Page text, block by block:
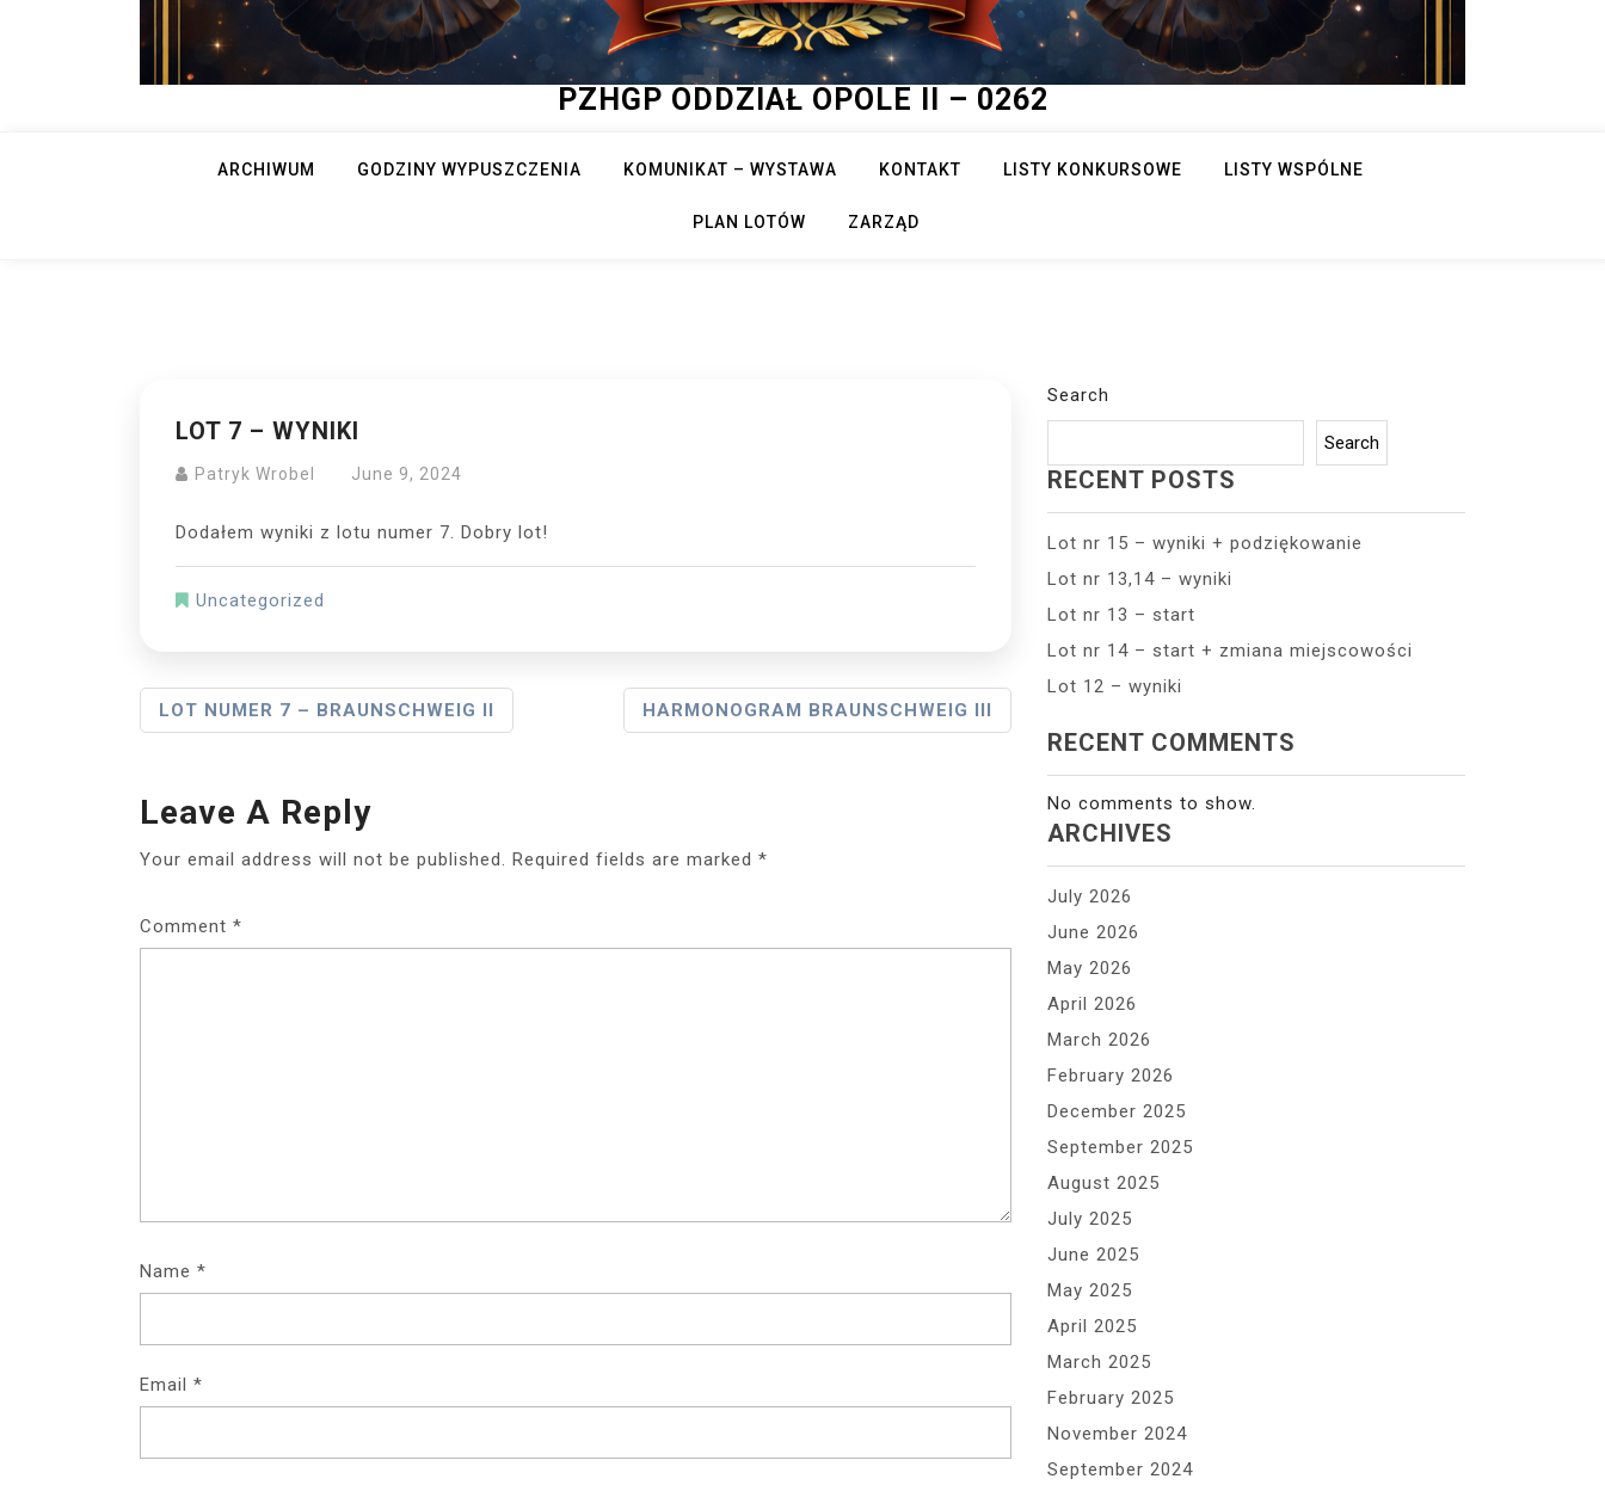
PZHGP ODDZIAŁ OPOLE II – 0262
ARCHIWUM GODZINY WYPUSZCZENIA KOMUNIKAT – WYSTAWA KONTAKT LISTY KONKURSOWE LISTY WSPÓLNE
PLAN LOTÓW ZARZĄD
LOT 7 – WYNIKI
Patryk Wrobel June 9, 2024
Dodałem wyniki z lotu numer 7. Dobry lot!
Uncategorized
Post
LOT NUMER 7 – BRAUNSCHWEIG II HARMONOGRAM BRAUNSCHWEIG III
Leave A Reply
Your email address will not be published. Required fields are marked *
Comment *
Name *
Email *
Search
Search
RECENT POSTS
Lot nr 15 – wyniki + podziękowanie
Lot nr 13,14 – wyniki
Lot nr 13 – start
Lot nr 14 – start + zmiana miejscowości
Lot 12 – wyniki
RECENT COMMENTS
No comments to show.
ARCHIVES
July 2026
June 2026
May 2026
April 2026
March 2026
February 2026
December 2025
September 2025
August 2025
July 2025
June 2025
May 2025
April 2025
March 2025
February 2025
November 2024
September 2024